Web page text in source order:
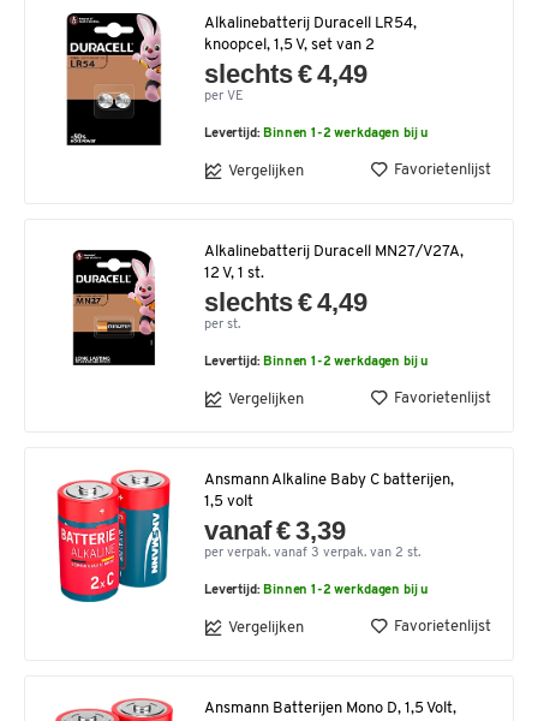
Alkalinebatterij Duracell LR54,
knoopcel, 1,5 V, set van 2
slechts € 4,49
per VE
Levertijd:Binnen 1-2 werkdagen bij u
Vergelijken Favorietenlijst
Alkalinebatterij Duracell MN27/V27A,
12 V, 1 st.
slechts € 4,49
per st.
Levertijd:Binnen 1-2 werkdagen bij u
Vergelijken Favorietenlijst
Ansmann Alkaline Baby C batterijen,
1,5 volt
vanaf € 3,39
per verpak. vanaf 3 verpak. van 2 st.
Levertijd:Binnen 1-2 werkdagen bij u
Vergelijken Favorietenlijst
Ansmann Batterijen Mono D, 1,5 Volt,